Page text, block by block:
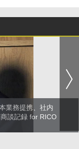
業務提携、社内
談記録 for RICO